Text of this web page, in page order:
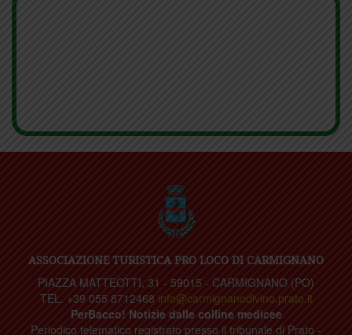
ASSOCIAZIONE TURISTICA PRO LOCO DI CARMIGNANO
PIAZZA MATTEOTTI, 31 - 59015 - CARMIGNANO (PO)
TEL. +39 055 8712468 info@carmignanodivino.prato.it
PerBacco! Notizie dalle colline medicee
Periodico telematico registrato presso il tribunale di Prato -